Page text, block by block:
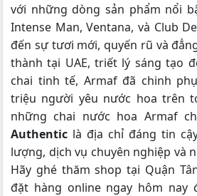
với những dòng sản phẩm nổi
Intense Man, Ventana, và Club
đến sự tươi mới, quyến rũ và
thành tại UAE, triết lý sáng tạo
chai tinh tế, Armaf đã chinh
triệu người yêu nước hoa trên
những chai nước hoa Armaf
Authentic là địa chỉ đáng tin
lượng, dịch vụ chuyên nghiệp và
Hãy ghé thăm shop tại Quận
đặt hàng online ngay hôm nay